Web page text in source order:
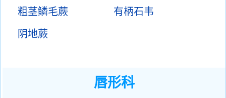
粗茎鳞毛蕨
有柄石韦
阴地蕨
唇形科